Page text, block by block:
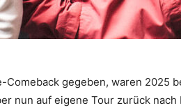
Comeback gegeben, waren 2025
nun auf eigene Tour zurück nach